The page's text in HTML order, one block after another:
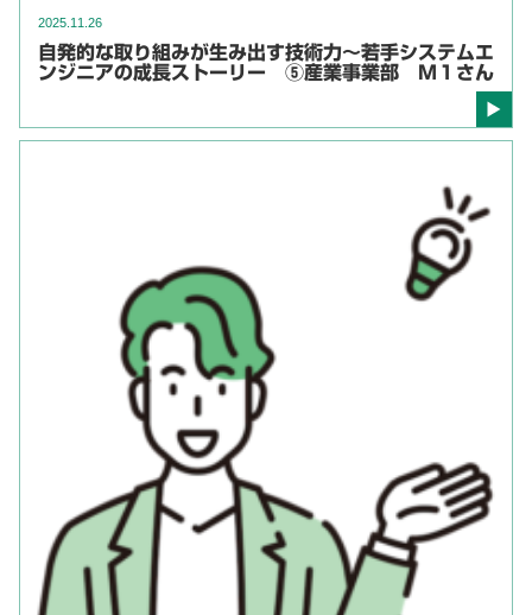
2025.11.26
自発的な取り組みが生み出す技術力～若手システムエ
ンジニアの成長ストーリー ⑤産業事業部 M１さん